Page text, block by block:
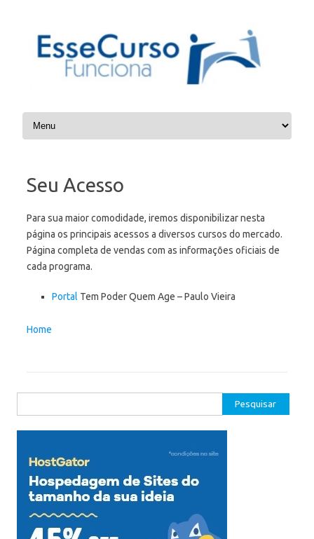
Skip to content
Seu Acesso
Para sua maior comodidade, iremos disponibilizar nesta
página os principais acessos a diversos cursos do mercado.
Página completa de vendas com as informações oficiais de
cada programa.
Portal Tem Poder Quem Age – Paulo Vieira
Home
por: